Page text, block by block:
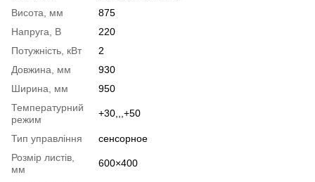
Висота, мм
875
Напруга, В
220
Потужність, кВт
2
Довжина, мм
930
Ширина, мм
950
Температурний
режим
+30,,,+50
Тип управління
сенсорное
Розмір листів,
мм
600×400